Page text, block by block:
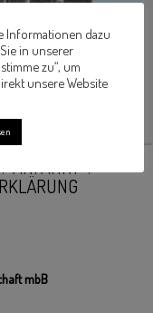
ANFAHRT
mbB
Informationen dazu
in unserer
zu“, um
unsere Website